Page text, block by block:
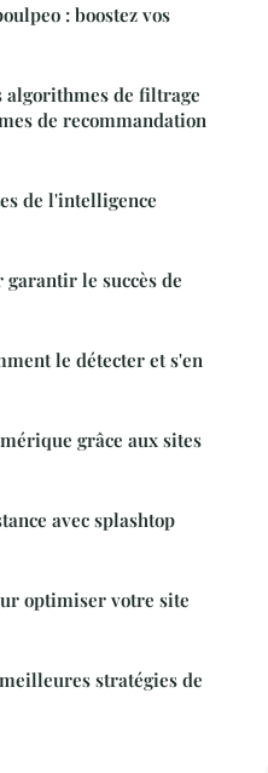
: boostez vos
algorithmes de filtrage
de recommandation
de l'intelligence
garantir le succès de
le détecter et s'en
grâce aux sites
avec splashtop
optimiser votre site
stratégies de